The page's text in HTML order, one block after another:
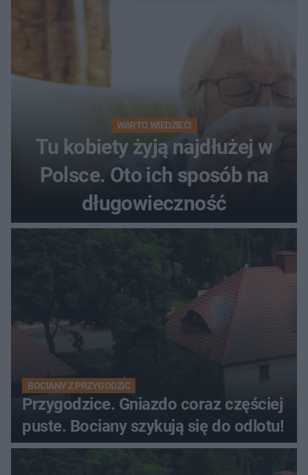
WARTO WIEDZIEĆ!
Tu kobiety żyją najdłużej w
Polsce. Oto ich sposób na
długowieczność
BOCIANY Z PRZYGODZIC
Przygodzice. Gniazdo coraz częściej
puste. Bociany szykują się do odlotu!